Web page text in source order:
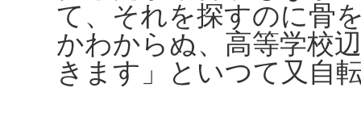
て、それを探すのに骨
かわからぬ、高等学校
きます」といつて又自